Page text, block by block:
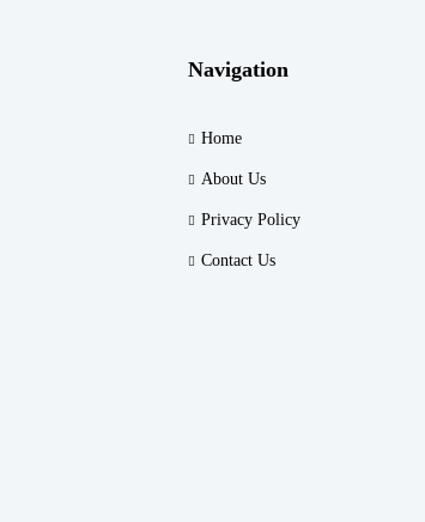
Navigation
Home
About Us
Privacy Policy
Contact Us